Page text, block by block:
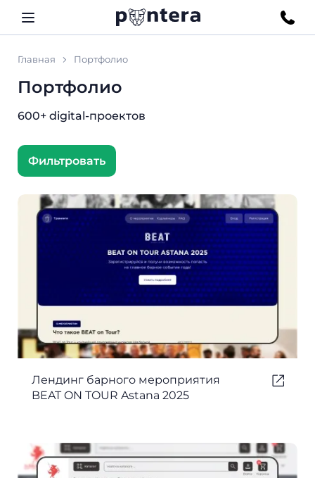
Главная Портфолио
Портфолио
600+ digital-проектов
Фильтровать
Лендинг барного мероприятия
BEAT ON TOUR Astana 2025